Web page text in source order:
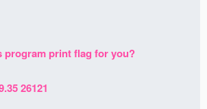
program print flag for you?
26121